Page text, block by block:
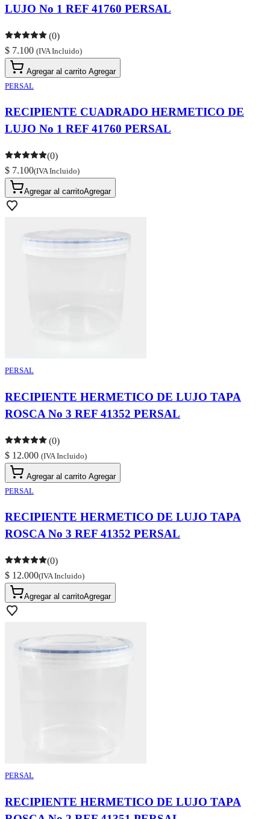
LUJO No 1 REF 41760 PERSAL
(0)
$ 7.100 (IVA Incluido)
Agregar al carrito Agregar
PERSAL
RECIPIENTE CUADRADO HERMETICO DE
LUJO No 1 REF 41760 PERSAL
(0)
$ 7.100(IVA Incluido)
Agregar al carritoAgregar
PERSAL
RECIPIENTE HERMETICO DE LUJO TAPA
ROSCA No 3 REF 41352 PERSAL
(0)
$ 12.000 (IVA Incluido)
Agregar al carrito Agregar
PERSAL
RECIPIENTE HERMETICO DE LUJO TAPA
ROSCA No 3 REF 41352 PERSAL
(0)
$ 12.000(IVA Incluido)
Agregar al carritoAgregar
PERSAL
RECIPIENTE HERMETICO DE LUJO TAPA